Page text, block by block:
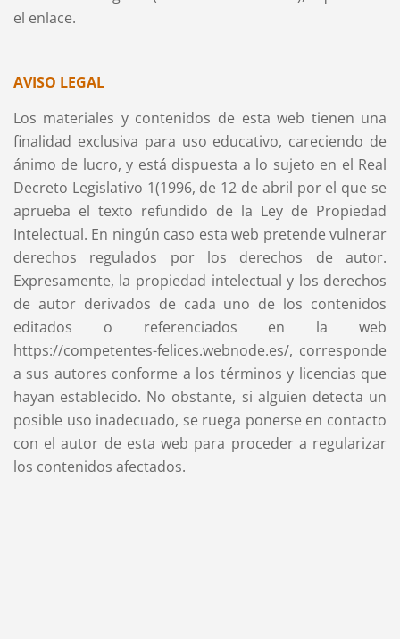
el enlace.
AVISO LEGAL
Los materiales y contenidos de esta web tienen una
finalidad exclusiva para uso educativo, careciendo de
ánimo de lucro, y está dispuesta a lo sujeto en el Real
Decreto Legislativo 1(1996, de 12 de abril por el que se
aprueba el texto refundido de la Ley de Propiedad
Intelectual. En ningún caso esta web pretende vulnerar
derechos regulados por los derechos de autor.
Expresamente, la propiedad intelectual y los derechos
de autor derivados de cada uno de los contenidos
editados o referenciados en la web
https://competentes-felices.webnode.es/, corresponde
a sus autores conforme a los términos y licencias que
hayan establecido. No obstante, si alguien detecta un
posible uso inadecuado, se ruega ponerse en contacto
con el autor de esta web para proceder a regularizar
los contenidos afectados.